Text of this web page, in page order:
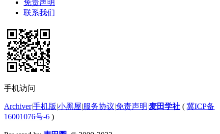
免责声明
联系我们
手机访问
Archiver|手机版|小黑屋|服务协议|免责声明|麦田学社 ( 冀ICP备
16001076号-6 )